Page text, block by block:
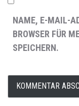
NAME, E-MAIL-
BROWSER FÜR
SPEICHERN.